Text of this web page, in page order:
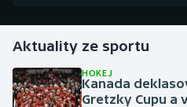
Florbal
Golf
Aktuality ze sportu
HOKEJ
Kanada
Gretzky Cupu a